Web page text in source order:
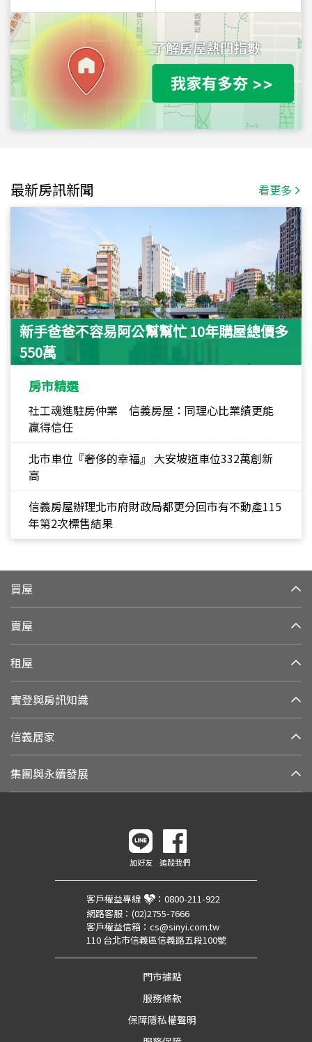
最新房訊新聞 看更多
新手爸爸不容易阿公幫幫忙 10年購屋總價多
550萬
房市精選
社工魂進駐房仲業 信義房屋：同理心比業績更能
贏得信任
北市車位『奢侈的幸福』 大安坡道車位332萬創新
高
信義房屋辦理北市府財政局都更分回市有不動產115
年第2次標售結果
買屋
賣屋
租屋
實登與房訊知識
信義居家
集團與永續發展
加好友 追蹤我們
客戶權益專線 ： 0800-211-922
網路客服： (02)2755-7666
客戶權益信箱： cs@sinyi.com.tw
110 台北市信義區信義路五段100號
門市據點
服務條款
保障隱私權聲明